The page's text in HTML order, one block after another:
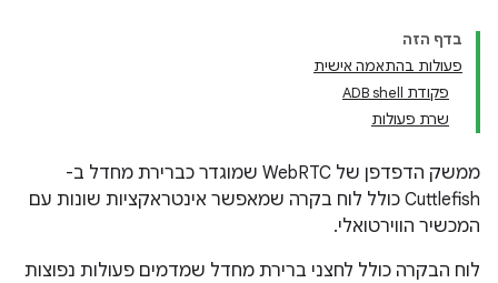
בדף הזה
פעולות בהתאמה אישית
פקודת ADB shell
שרת פעולות
ממשק הדפדפן של WebRTC שמוגדר כברירת מחדל ב-
Cuttlefish כולל לוח בקרה שמאפשר אינטראקציות שונות עם
המכשיר הווירטואלי.
לוח הבקרה כולל לחצני ברירת מחדל שמדמים פעולות נפוצות